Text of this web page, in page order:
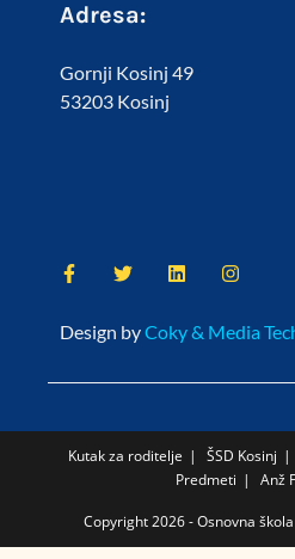
Adresa:
Gornji Kosinj 49
53203 Kosinj
Design byCoky & Media
Kutak za roditelje ŠSD Kosinj
Predmeti
Anž
Copyright 2026 - Osnovna